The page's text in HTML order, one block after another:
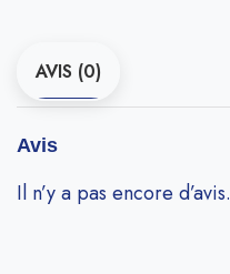
AVIS (0)
Avis
Il n’y a pas encore d’avis.